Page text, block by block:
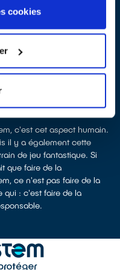
cookies
ils sont aussi en lien
donc tout ce qu'on
cet équilibrage qui se
amène aujourd'hui à
talents : Data
orientées sur le
c'est cet aspect humain.
il y a également cette
de jeu fantastique. Si
que faire de la
ce n'est pas faire de la
qui : c'est faire de la